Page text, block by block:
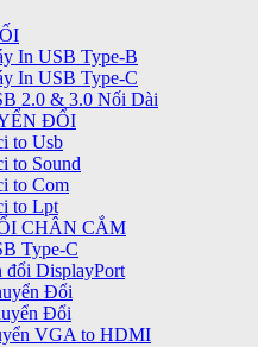
In USB Type-B
In USB Type-C
2.0 & 3.0 Nối Dài
ĐỔI
to Usb
to Sound
to Com
to Lpt
CHÂN CẮM
Type-C
đổi DisplayPort
Đổi
Đổi
VGA to HDMI